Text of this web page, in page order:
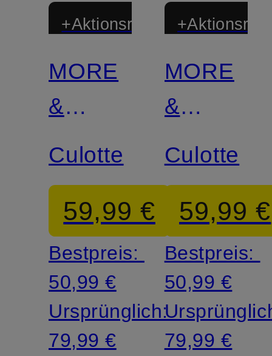
+Aktionsrabatt
MORE
&
MORE
Culotte
59,99 €
Bestpreis:
50,99 €
Ursprünglich:
79,99 €
MORE
&
MORE
Culotte
59,99 €
Bestpreis:
50,99 €
79,99 €